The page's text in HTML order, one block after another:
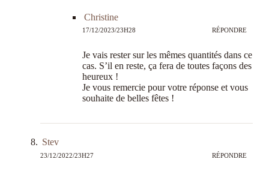
Christine
17/12/2023/23H28 RÉPONDRE
Je vais rester sur les mêmes quantités dans ce
cas. S’il en reste, ça fera de toutes façons des
heureux !
Je vous remercie pour votre réponse et vous
souhaite de belles fêtes !
Stev
23/12/2022/23H27 RÉPONDRE